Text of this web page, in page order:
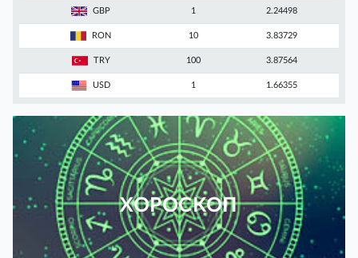
GBP 1 2.24498
RON 10 3.83729
TRY 100 3.87564
USD 1 1.66355
ХОРОСКОП